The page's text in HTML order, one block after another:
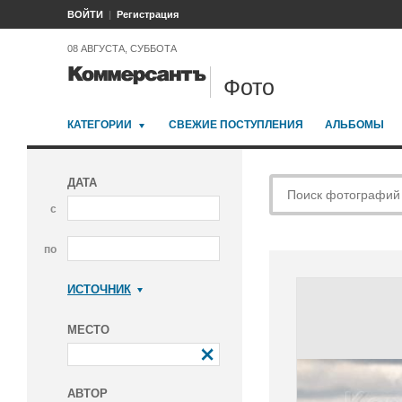
ВОЙТИ Регистрация
08 АВГУСТА, СУББОТА
Фото
КАТЕГОРИИ СВЕЖИЕ ПОСТУПЛЕНИЯ АЛЬБОМЫ
ДАТА
с
по
ИСТОЧНИК
МЕСТО
АВТОР